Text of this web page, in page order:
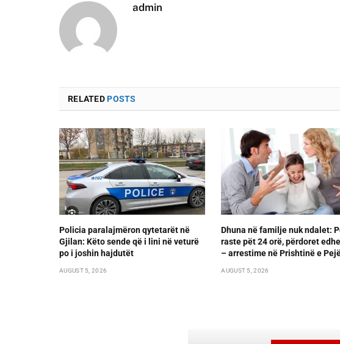
admin
RELATEDPOSTS
Policia paralajmëron qytetarët në
Gjilan: Këto sende që i lini në veturë
po i joshin hajdutët
AUGUST 5, 2026
Dhuna në familje nuk ndalet:
raste pët 24 orë, përdoret
– arrestime në Prishtinë e
AUGUST 5, 2026